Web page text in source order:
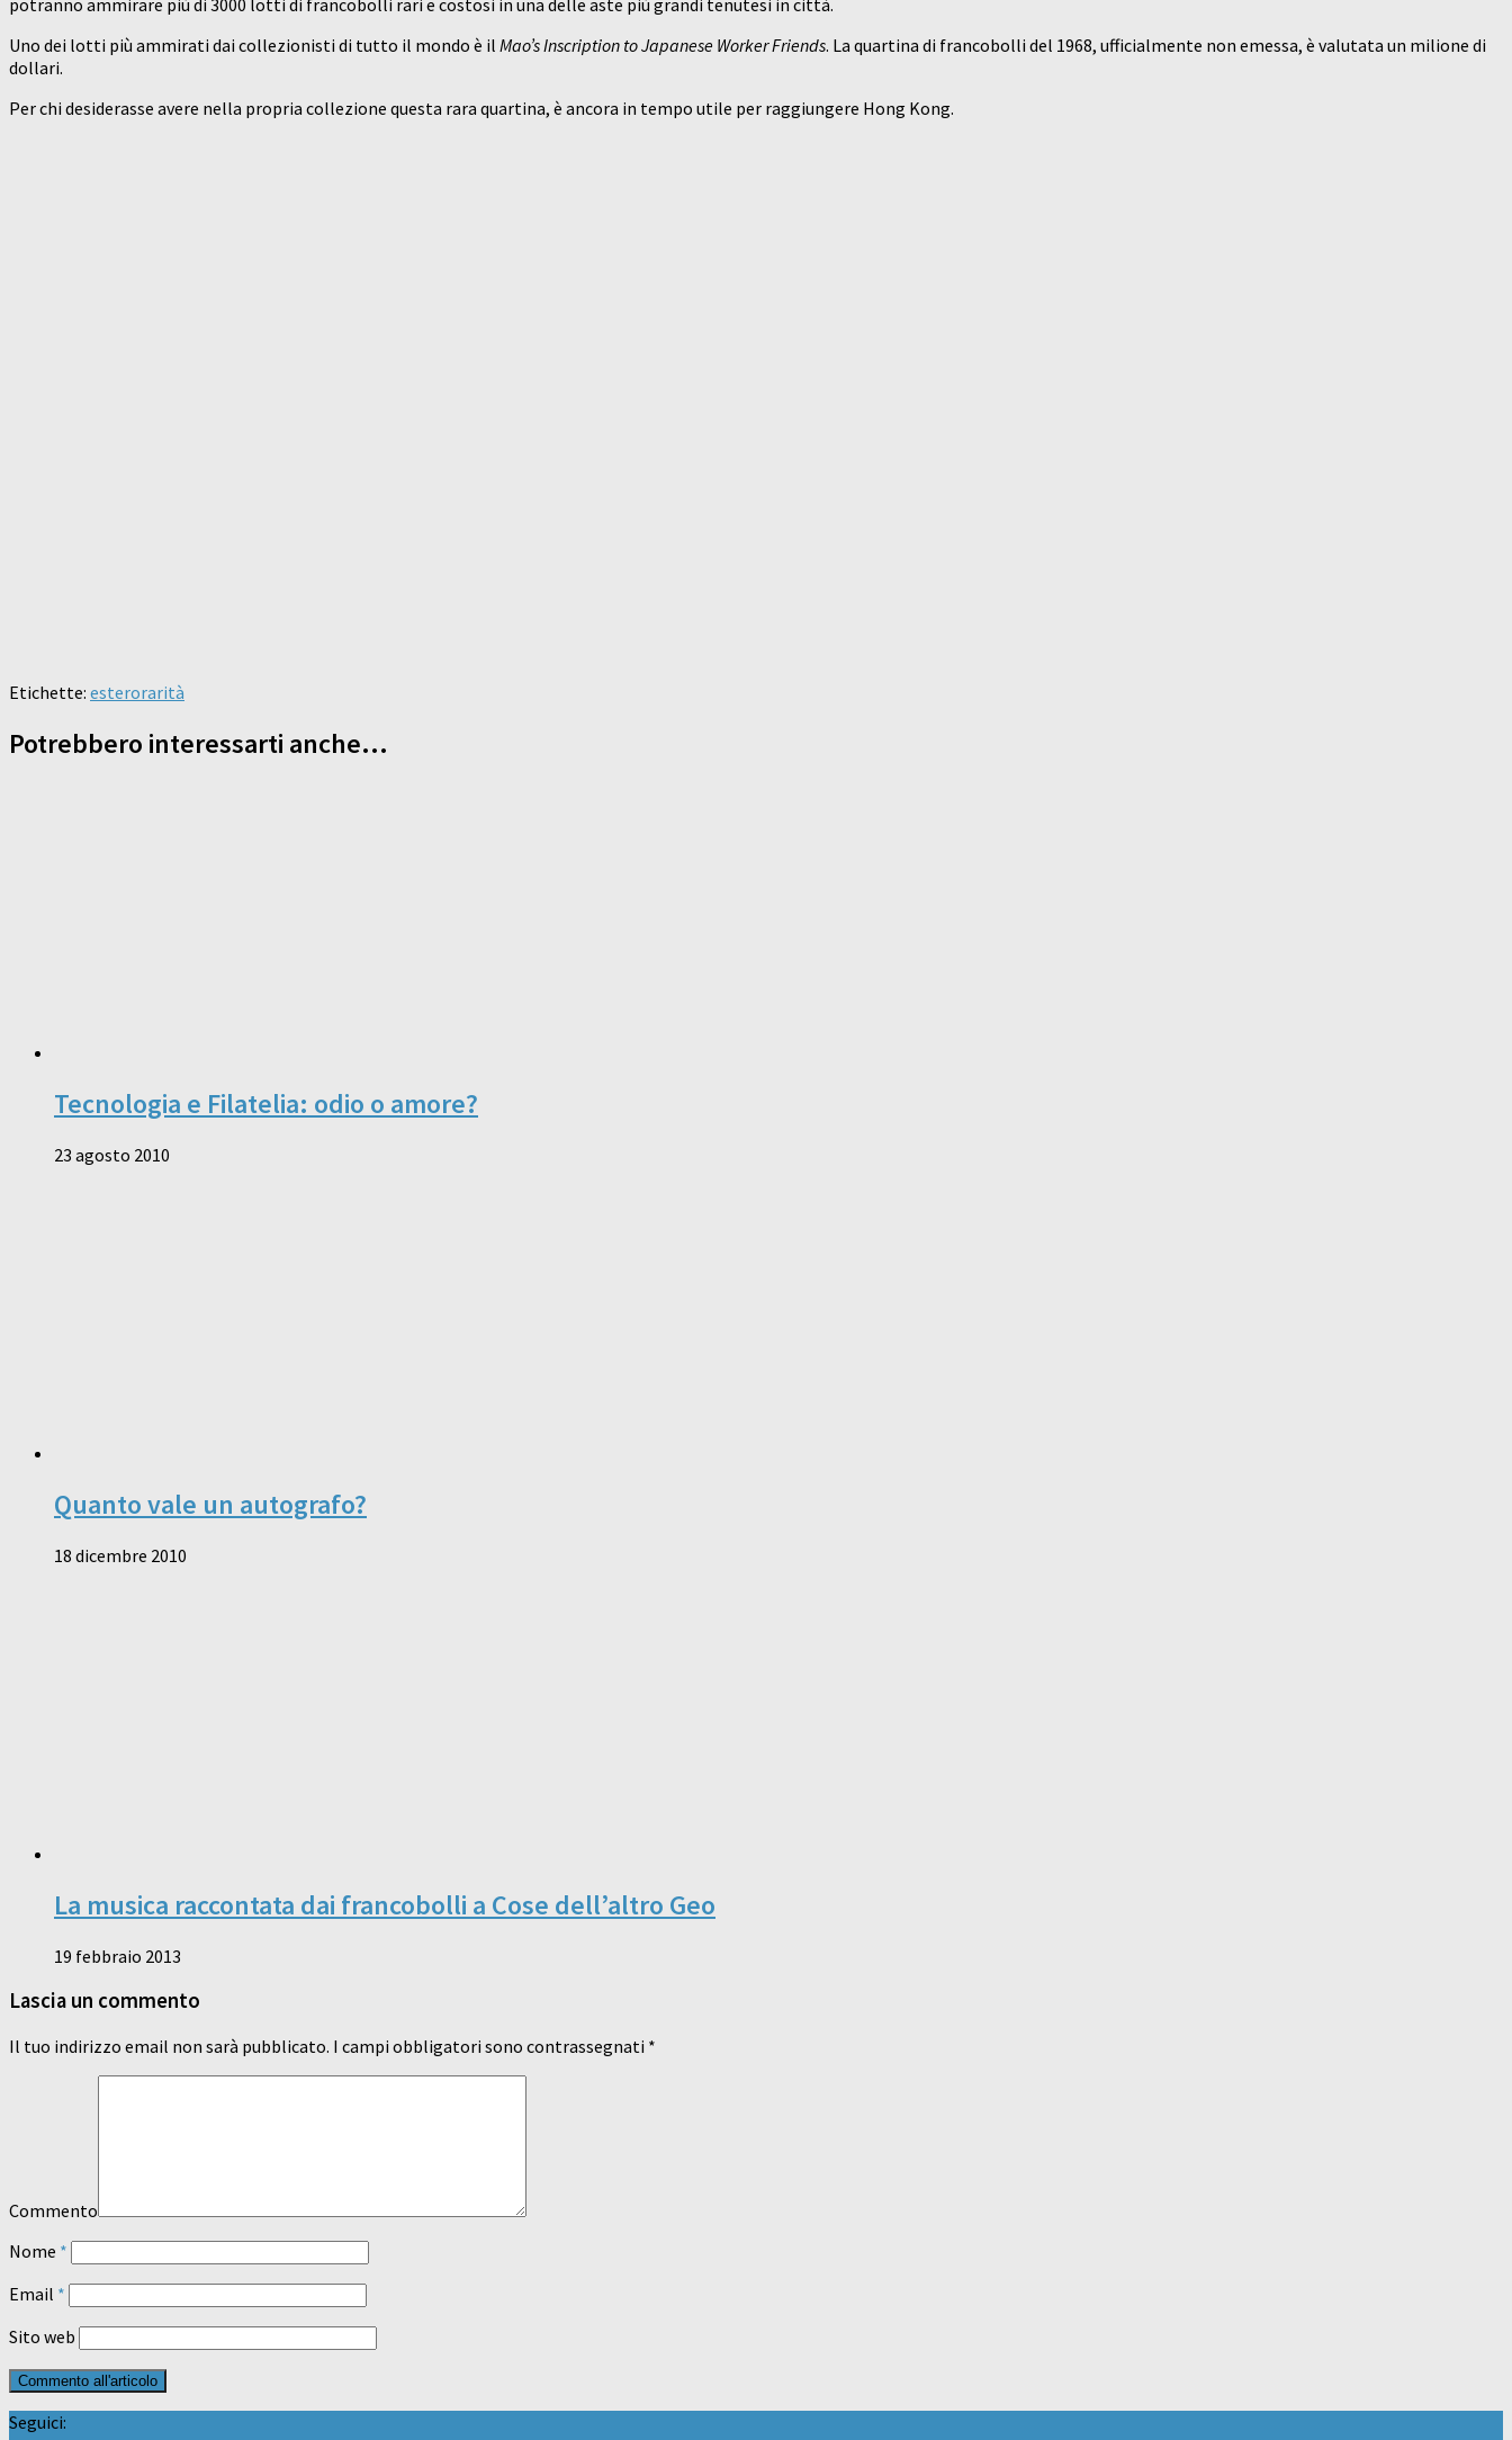
potranno ammirare più di 3000 lotti di francobolli rari e costosi in una delle aste più grandi tenutesi in città.
Uno dei lotti più ammirati dai collezionisti di tutto il mondo è il Mao’s Inscription to Japanese Worker Friends. La quartina di francobolli del 1968, ufficialmente non emessa, è valutata un milione di
dollari.
Per chi desiderasse avere nella propria collezione questa rara quartina, è ancora in tempo utile per raggiungere Hong Kong.
Etichette: esterorarità
Potrebbero interessarti anche...
Tecnologia e Filatelia: odio o amore?
23 agosto 2010
Quanto vale un autografo?
18 dicembre 2010
La musica raccontata dai francobolli a Cose dell’altro Geo
19 febbraio 2013
Lascia un commento
Il tuo indirizzo email non sarà pubblicato. I campi obbligatori sono contrassegnati *
Commento
Nome *
Email *
Sito web
Seguici: